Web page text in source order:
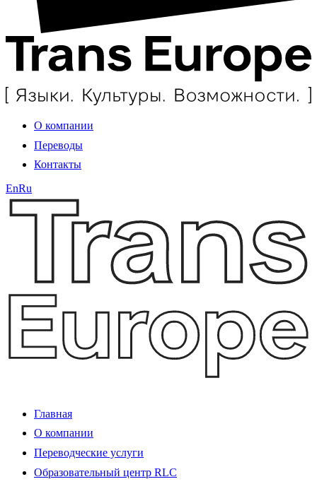
О компании
Переводы
Контакты
EnRu
Главная
О компании
Переводческие услуги
Образовательный центр RLC